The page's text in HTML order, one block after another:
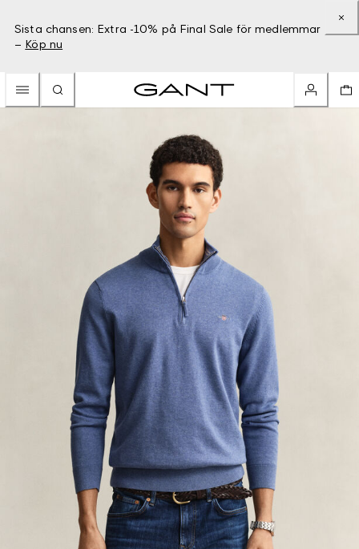
Sista chansen: Extra -10% på Final Sale för medlemmar
– Köp nu